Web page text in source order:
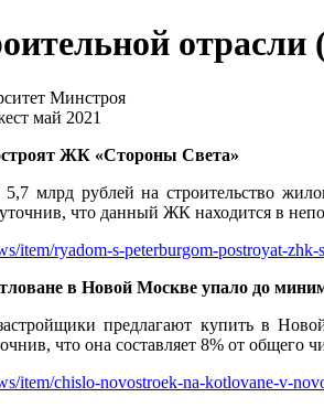
отрасли
май 2021
ЖК «Стороны Света»
млрд рублей на строительство
что данный ЖК находится в
item/ryadom-s-peterburgom-postroyat-zhk-
в Новой Москве упало до
предлагают купить в
что она составляет 8% от общего
item/chislo-novostroek-na-kotlovane-v-